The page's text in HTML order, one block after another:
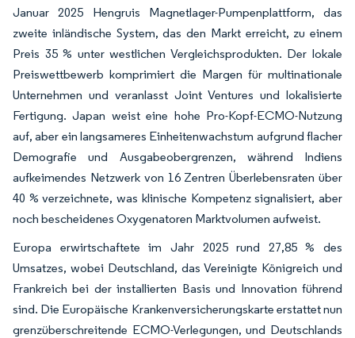
Januar 2025 Hengruis Magnetlager-Pumpenplattform, das
zweite inländische System, das den Markt erreicht, zu einem
Preis 35 % unter westlichen Vergleichsprodukten. Der lokale
Preiswettbewerb komprimiert die Margen für multinationale
Unternehmen und veranlasst Joint Ventures und lokalisierte
Fertigung. Japan weist eine hohe Pro-Kopf-ECMO-Nutzung
auf, aber ein langsameres Einheitenwachstum aufgrund flacher
Demografie und Ausgabeobergrenzen, während Indiens
aufkeimendes Netzwerk von 16 Zentren Überlebensraten über
40 % verzeichnete, was klinische Kompetenz signalisiert, aber
noch bescheidenes Oxygenatoren Marktvolumen aufweist.
Europa erwirtschaftete im Jahr 2025 rund 27,85 % des
Umsatzes, wobei Deutschland, das Vereinigte Königreich und
Frankreich bei der installierten Basis und Innovation führend
sind. Die Europäische Krankenversicherungskarte erstattet nun
grenzüberschreitende ECMO-Verlegungen, und Deutschlands